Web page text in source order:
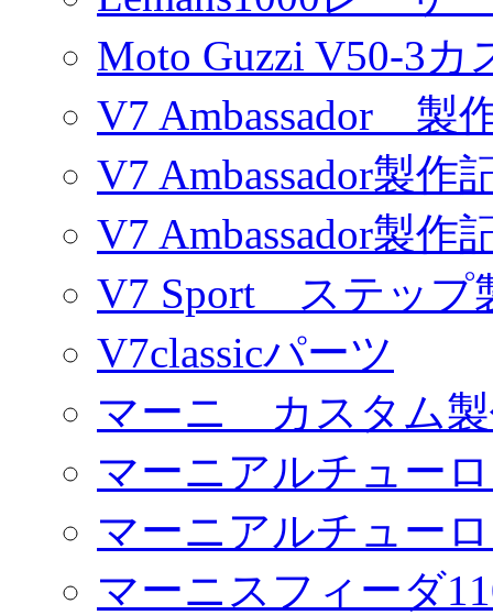
Moto Guzzi V50-3カ
V7 Ambassador 製
V7 Ambassador製作
V7 Ambassador製作
V7 Sport ステップ
V7classicパーツ
マーニ カスタム
マーニアルチュー
マーニアルチュー
マーニスフィーダ